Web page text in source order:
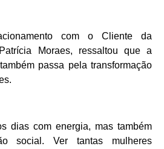
com o Cliente da
Moraes, ressaltou que a
passa pela transformação
dias com energia, mas também
social. Ver tantas mulheres